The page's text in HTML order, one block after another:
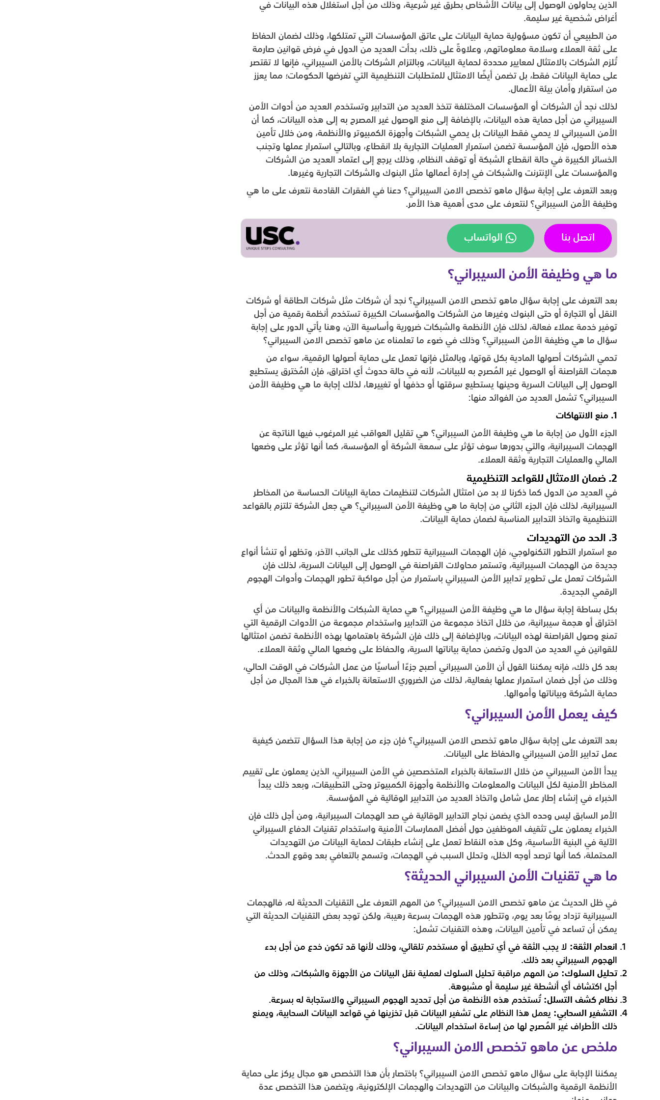
الذين يحاولون الوصول إلى بيانات الأشخاص بطرق غير شرعية، وذلك من أجل استغلال هذه البيانات في
أغراض شخصية غير سليمة.
من الطبيعي أن تكون مسؤولية حماية البيانات على عاتق المؤسسات التي تمتلكها، وذلك لضمان الحفاظ
على ثقة العملاء وسلامة معلوماتهم، وعلاوةً على ذلك، بدأت العديد من الدول في فرض قوانين صارمة
تُلزم الشركات بالامتثال لمعايير محددة لحماية البيانات، وبالتزام الشركات بالأمن السيبراني، فإنها لا تقتصر
على حماية البيانات فقط، بل تضمن أيضًا الامتثال للمتطلبات التنظيمية التي تفرضها الحكومات؛ مما يعزز
من استقرار وأمان بيئة الأعمال.
لذلك نجد أن الشركات أو المؤسسات المختلفة تتخذ العديد من التدابير وتستخدم العديد من أدوات الأمن
السيبراني من أجل حماية هذه البيانات، بالإضافة إلى منع الوصول غير المصرح به إلى هذه البيانات، كما أن
الأمن السيبراني لا يحمي فقط البيانات بل يحمي الشبكات وأجهزة الكمبيوتر والأنظمة، ومن خلال تأمين
هذه الأصول، فإن المؤسسة تضمن استمرار العمليات التجارية بلا انقطاع، وبالتالي استمرار عملها وتجنب
الخسائر الكبيرة في حالة انقطاع الشبكة أو توقف النظام، وذلك يرجع إلى اعتماد العديد من الشركات
والمؤسسات على الإنترنت والشبكات في إدارة أعمالها مثل البنوك والشركات التجارية وغيرها.
وبعد التعرف على إجابة سؤال ماهو تخصص الامن السيبراني؟ دعنا في الفقرات القادمة نتعرف على ما هي
وظيفة الأمن السيبراني؟ لنتعرف على مدى أهمية هذا الأمر.
اتصل بنا الواتساب
ما هي وظيفة الأمن السيبراني؟
بعد التعرف على إجابة سؤال ماهو تخصص الامن السيبراني؟ نجد أن شركات مثل شركات الطاقة أو شركات
النقل أو التجارة أو حتى البنوك وغيرها من الشركات والمؤسسات الكبيرة تستخدم أنظمة رقمية من أجل
توفير خدمة عملاء فعالة، لذلك فإن الأنظمة والشبكات ضرورية وأساسية الآن، وهنا يأتي الدور على إجابة
سؤال ما هي وظيفة الأمن السيبراني؟ وذلك في ضوء ما تعلمناه عن ماهو تخصص الامن السيبراني؟
تحمي الشركات أصولها المادية بكل قوتها، وبالمثل فإنها تعمل على حماية أصولها الرقمية، سواء من
هجمات القراصنة أو الوصول غير المُصرح به للبيانات، لأنه في حالة حدوث أي اختراق، فإن المُخترق يستطيع
الوصول إلى البيانات السرية وحينها يستطيع سرقتها أو حذفها أو تغييرها، لذلك إجابة ما هي وظيفة الأمن
السيبراني؟ تشمل العديد من الفوائد منها:
1. منع الانتهاكات
الجزء الأول من إجابة ما هي وظيفة الأمن السيبراني؟ هي تقليل العواقب غير المرغوب فيها الناتجة عن
الهجمات السيبرانية، والتي بدورها سوف تؤثر على سمعة الشركة أو المؤسسة، كما أنها تؤثر على وضعها
المالي والعمليات التجارية وثقة العملاء.
2. ضمان الامتثال للقواعد التنظيمية
في العديد من الدول كما ذكرنا لا بد من امتثال الشركات لتنظيمات حماية البيانات الحساسة من المخاطر
السيبرانية، لذلك فإن الجزء الثاني من إجابة ما هي وظيفة الأمن السيبراني؟ هي جعل الشركة تلتزم بالقواعد
التنظيمية واتخاذ التدابير المناسبة لضمان حماية البيانات.
3. الحد من التهديدات
مع استمرار التطور التكنولوجي، فإن الهجمات السيبرانية تتطور كذلك على الجانب الآخر، وتظهر أو تنشأ أنواع
جديدة من الهجمات السيبرانية، وتستمر محاولات القراصنة في الوصول إلى البيانات السرية، لذلك فإن
الشركات تعمل على تطوير تدابير الأمن السيبراني باستمرار من أجل مواكبة تطور الهجمات وأدوات الهجوم
الرقمي الجديدة.
بكل بساطة إجابة سؤال ما هي وظيفة الأمن السيبراني؟ هي حماية الشبكات والأنظمة والبيانات من أي
اختراق أو هجمة سيبرانية، من خلال اتخاذ مجموعة من التدابير واستخدام مجموعة من الأدوات الرقمية التي
تمنع وصول القراصنة لهذه البيانات، وبالإضافة إلى ذلك فإن الشركة باهتمامها بهذه الأنظمة تضمن امتثالها
للقوانين في العديد من الدول وتضمن حماية بياناتها السرية، والحفاظ على وضعها المالي وثقة العملاء.
بعد كل ذلك، فإنه يمكننا القول أن الأمن السيبراني أصبح جزءًا أساسيًا من عمل الشركات في الوقت الحالي،
وذلك من أجل ضمان استمرار عملها بفعالية، لذلك من الضروري الاستعانة بالخبراء في هذا المجال من أجل
حماية الشركة وبياناتها وأموالها.
كيف يعمل الأمن السيبراني؟
بعد التعرف على إجابة سؤال ماهو تخصص الامن السيبراني؟ فإن جزء من إجابة هذا السؤال تتضمن كيفية
عمل تدابير الأمن السيبراني والحفاظ على البيانات.
يبدأ الأمن السيبراني من خلال الاستعانة بالخبراء المتخصصين في الأمن السيبراني، الذين يعملون على تقييم
المخاطر الأمنية لكل البيانات والمعلومات والأنظمة وأجهزة الكمبيوتر وحتى التطبيقات، وبعد ذلك يبدأ
الخبراء في إنشاء إطار عمل شامل واتخاذ العديد من التدابير الوقائية في المؤسسة.
الأمر السابق ليس وحده الذي يضمن نجاح التدابير الوقائية في صد الهجمات السيبرانية، ومن أجل ذلك فإن
الخبراء يعملون على تثقيف الموظفين حول أفضل الممارسات الأمنية واستخدام تقنيات الدفاع السيبراني
الآلية في البنية الأساسية، وكل هذه النقاط تعمل على إنشاء طبقات لحماية البيانات من التهديدات
المحتملة، كما أنها ترصد أوجه الخلل، وتحلل السبب في الهجمات، وتسمح بالتعافي بعد وقوع الحدث.
ما هي تقنيات الأمن السيبراني الحديثة؟
في ظل الحديث عن ماهو تخصص الامن السيبراني؟ من المهم التعرف على التقنيات الحديثة له، فالهجمات
السيبرانية تزداد يومًا بعد يوم، وتتطور هذه الهجمات بسرعة رهيبة، ولكن توجد بعض التقنيات الحديثة التي
يمكن أن تساعد في تأمين البيانات، وهذه التقنيات تشمل:
انعدام الثقة: لا يجب الثقة في أي تطبيق أو مستخدم تلقائي، وذلك لأنها قد تكون خدع من أجل بدء
الهجوم السيبراني بعد ذلك.
تحليل السلوك: من المهم مراقبة تحليل السلوك لعملية نقل البيانات من الأجهزة والشبكات، وذلك من
أجل اكتشاف أي أنشطة غير سليمة أو مشبوهة.
نظام كشف التسلل: تُستخدم هذه الأنظمة من أجل تحديد الهجوم السيبراني والاستجابة له بسرعة.
التشفير السحابي: يعمل هذا النظام على تشفير البيانات قبل تخزينها في قواعد البيانات السحابية، ويمنع
ذلك الأطراف غير المُصرح لها من إساءة استخدام البيانات.
ملخص عن ماهو تخصص الامن السيبراني؟
يمكننا الإجابة على سؤال ماهو تخصص الامن السيبراني؟ باختصار بأن هذا التخصص هو مجال يركز على حماية
الأنظمة الرقمية والشبكات والبيانات من التهديدات والهجمات الإلكترونية، ويتضمن هذا التخصص عدة